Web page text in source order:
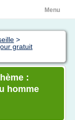
Menu
>
gratuit
:
homme